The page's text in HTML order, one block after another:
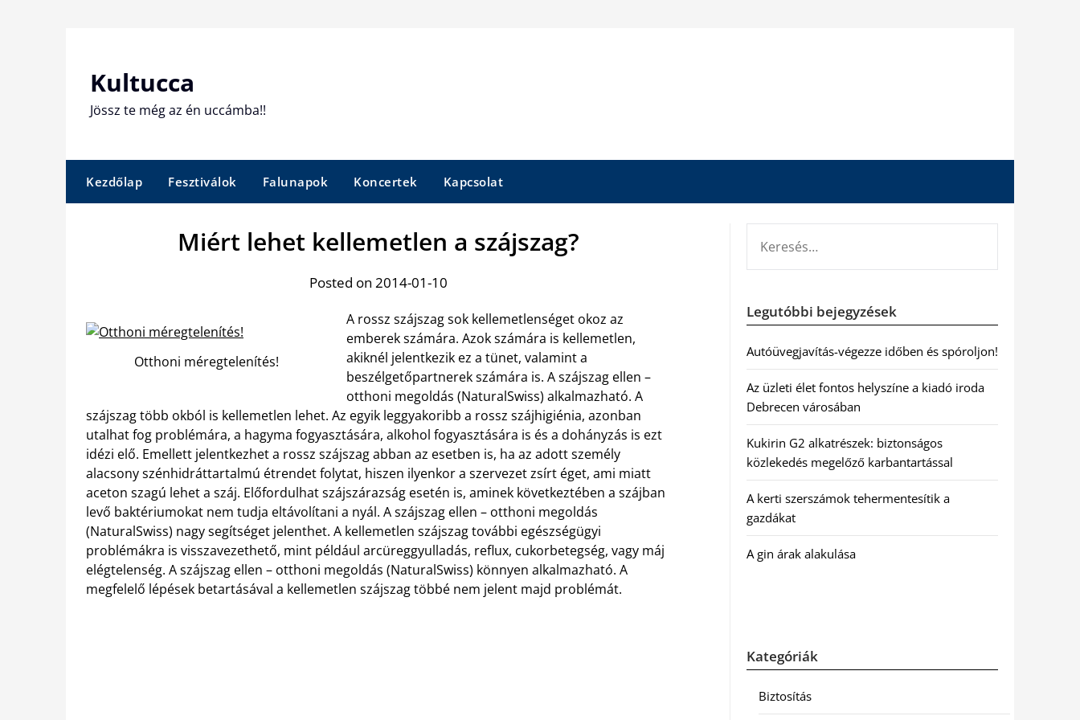
Kultucca
Jössz te még az én uccámba!!
Kezdőlap Fesztiválok Falunapok Koncertek Kapcsolat
Miért lehet kellemetlen a szájszag?
Posted on 2014-01-10
Otthoni méregtelenítés!
A rossz szájszag sok kellemetlenséget okoz az
emberek számára. Azok számára is kellemetlen,
akiknél jelentkezik ez a tünet, valamint a
beszélgetőpartnerek számára is. A szájszag ellen –
otthoni megoldás (NaturalSwiss) alkalmazható. A
szájszag több okból is kellemetlen lehet. Az egyik leggyakoribb a rossz szájhigiénia, azonban
utalhat fog problémára, a hagyma fogyasztására, alkohol fogyasztására is és a dohányzás is ezt
idézi elő. Emellett jelentkezhet a rossz szájszag abban az esetben is, ha az adott személy
alacsony szénhidráttartalmú étrendet folytat, hiszen ilyenkor a szervezet zsírt éget, ami miatt
aceton szagú lehet a száj. Előfordulhat szájszárazság esetén is, aminek következtében a szájban
levő baktériumokat nem tudja eltávolítani a nyál. A szájszag ellen – otthoni megoldás
(NaturalSwiss) nagy segítséget jelenthet. A kellemetlen szájszag további egészségügyi
problémákra is visszavezethető, mint például arcüreggyulladás, reflux, cukorbetegség, vagy máj
elégtelenség. A szájszag ellen – otthoni megoldás (NaturalSwiss) könnyen alkalmazható. A
megfelelő lépések betartásával a kellemetlen szájszag többé nem jelent majd problémát.
Legutóbbi bejegyzések
Autóüvegjavítás-végezze időben és spóroljon!
Az üzleti élet fontos helyszíne a kiadó iroda
Debrecen városában
Kukirin G2 alkatrészek: biztonságos
közlekedés megelőző karbantartással
A kerti szerszámok tehermentesítik a
gazdákat
A gin árak alakulása
Kategóriák
Biztosítás